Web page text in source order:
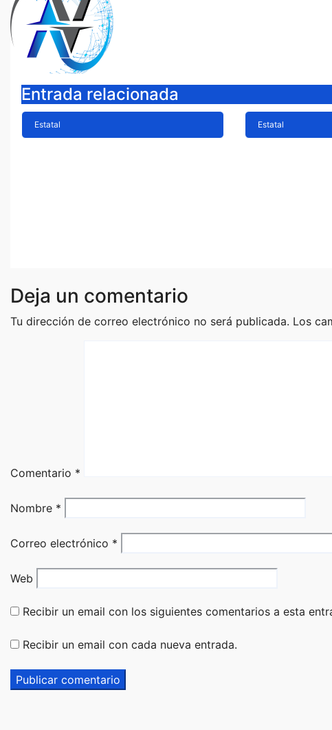
entradas
Entrada relacionada
Estatal Estatal
Deja un comentario
Tu dirección de correo electrónico no será publicada. Los
Comentario *
Nombre *
Correo electrónico *
Web
Recibir un email con los siguientes comentarios a esta
Recibir un email con cada nueva entrada.